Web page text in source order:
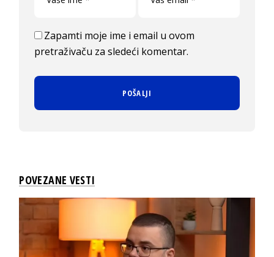
Zapamti moje ime i email u ovom
pretraživaču za sledeći komentar.
POVEZANE VESTI